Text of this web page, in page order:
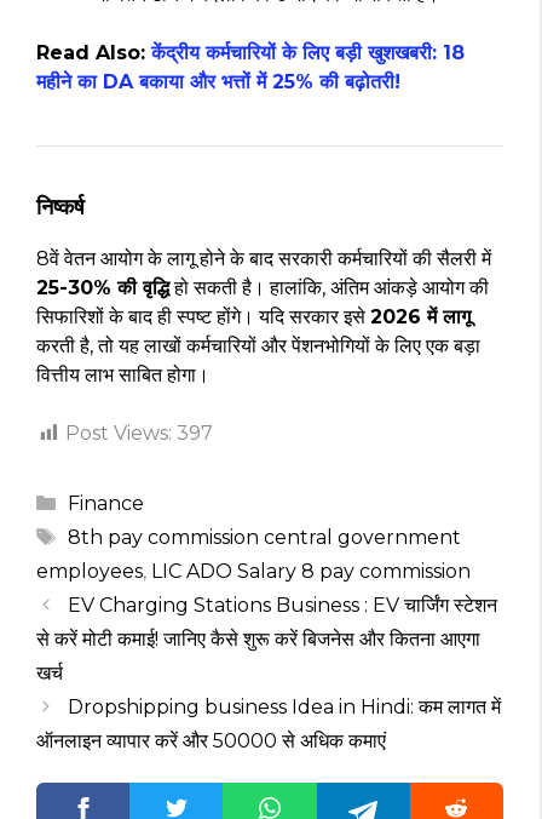
Read Also:केंद्रीय कर्मचारियों के लिए बड़ी खुशखबरी: 18
महीने का DA बकाया और भत्तों में 25% की बढ़ोतरी!
निष्कर्ष
8वें वेतन आयोग के लागू होने के बाद सरकारी कर्मचारियों की सैलरी में
25-30% की वृद्धिहो सकती है। हालांकि, अंतिम आंकड़े आयोग की
सिफारिशों के बाद ही स्पष्ट होंगे। यदि सरकार इसे 2026 में लागू
करती है, तो यह लाखों कर्मचारियों और पेंशनभोगियों के लिए एक बड़ा
वित्तीय लाभ साबित होगा।
Post Views: 397
Categories
Finance
Tags
8th pay commission central government
employees, LIC ADO Salary 8 pay commission
EV Charging Stations Business : EV चार्जिंग स्टेशन
से करें मोटी कमाई! जानिए कैसे शुरू करें बिजनेस और कितना आएगा
खर्च
Dropshipping business Idea in Hindi: कम लागत में
ऑनलाइन व्यापार करें और 50000₹ से अधिक कमाएं